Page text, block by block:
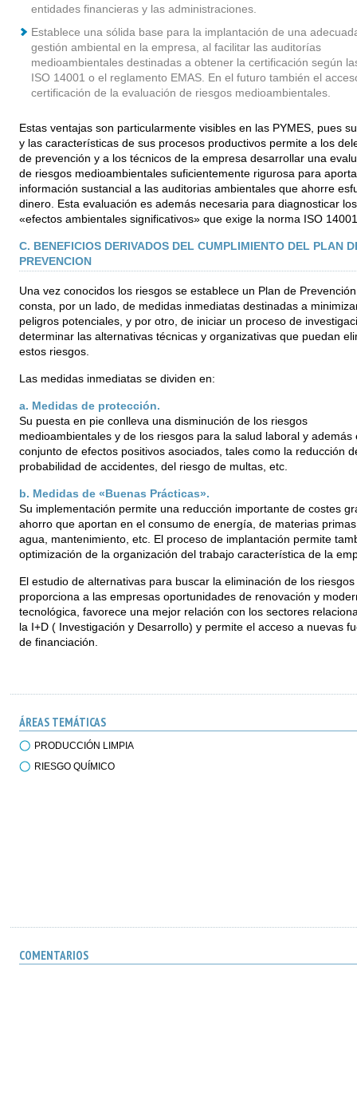
entidades financieras y las administraciones.
Establece una sólida base para la implantación de una
gestión ambiental en la empresa, al facilitar las auditorías
medioambientales destinadas a obtener la certificación según
ISO 14001 o el reglamento EMAS. En el futuro también el
certificación de la evaluación de riesgos medioambientales.
Estas ventajas son particularmente visibles en las PYMES, pues
y las características de sus procesos productivos permite a los
de prevención y a los técnicos de la empresa desarrollar una
de riesgos medioambientales suficientemente rigurosa para
información sustancial a las auditorias ambientales que ahorre
dinero. Esta evaluación es además necesaria para diagnosticar los
«efectos ambientales significativos» que exige la norma ISO
C. BENEFICIOS DERIVADOS DEL CUMPLIMIENTO DEL PLAN
PREVENCION
Una vez conocidos los riesgos se establece un Plan de
consta, por un lado, de medidas inmediatas destinadas a
peligros potenciales, y por otro, de iniciar un proceso de
determinar las alternativas técnicas y organizativas que puedan
estos riesgos.
Las medidas inmediatas se dividen en:
a. Medidas de protección.
Su puesta en pie conlleva una disminución de los riesgos
medioambientales y de los riesgos para la salud laboral y además
conjunto de efectos positivos asociados, tales como la reducción
probabilidad de accidentes, del riesgo de multas, etc.
b. Medidas de «Buenas Prácticas».
Su implementación permite una reducción importante de costes
ahorro que aportan en el consumo de energía, de materias
agua, mantenimiento, etc. El proceso de implantación permite
optimización de la organización del trabajo característica de la
El estudio de alternativas para buscar la eliminación de los riesgos
proporciona a las empresas oportunidades de renovación y
tecnológica, favorece una mejor relación con los sectores
la I+D ( Investigación y Desarrollo) y permite el acceso a nuevas
de financiación.
ÁREAS TEMÁTICAS
PRODUCCIÓN LIMPIA
RIESGO QUÍMICO
COMENTARIOS